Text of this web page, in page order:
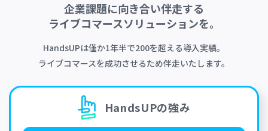
企業課題に向き合い伴走する
ライブコマースソリューションを。
HandsUPは僅か1年半で200を超える導入実績。
ライブコマースを成功させるため伴走いたします。
HandsUPの強み